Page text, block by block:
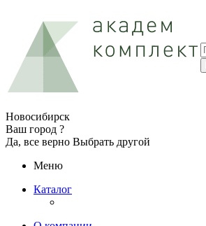
Новосибирск
Ваш город ?
Да, все верно Выбрать другой
Меню
Каталог